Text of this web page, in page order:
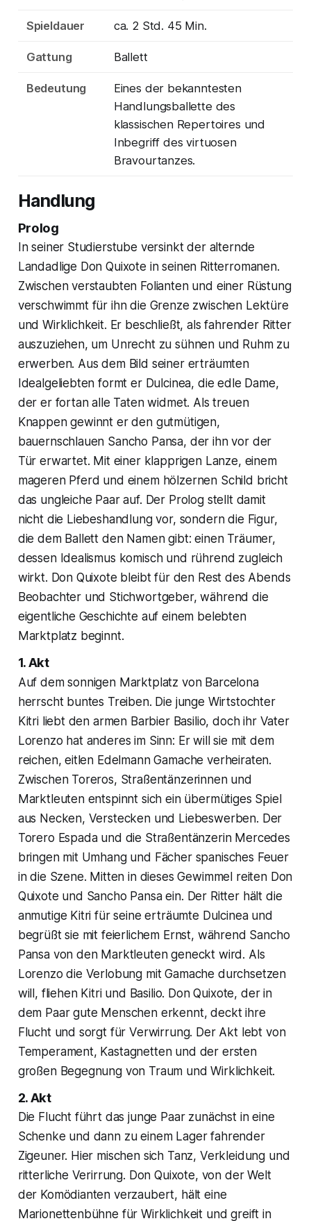
Spieldauer ca. 2 Std. 45 Min.
Gattung Ballett
Bedeutung
Eines der bekanntesten
Handlungsballette des
klassischen Repertoires und
Inbegriff des virtuosen
Bravourtanzes.
Handlung
Prolog
In seiner Studierstube versinkt der alternde
Landadlige Don Quixote in seinen Ritterromanen.
Zwischen verstaubten Folianten und einer Rüstung
verschwimmt für ihn die Grenze zwischen Lektüre
und Wirklichkeit. Er beschließt, als fahrender Ritter
auszuziehen, um Unrecht zu sühnen und Ruhm zu
erwerben. Aus dem Bild seiner erträumten
Idealgeliebten formt er Dulcinea, die edle Dame,
der er fortan alle Taten widmet. Als treuen
Knappen gewinnt er den gutmütigen,
bauernschlauen Sancho Pansa, der ihn vor der
Tür erwartet. Mit einer klapprigen Lanze, einem
mageren Pferd und einem hölzernen Schild bricht
das ungleiche Paar auf. Der Prolog stellt damit
nicht die Liebeshandlung vor, sondern die Figur,
die dem Ballett den Namen gibt: einen Träumer,
dessen Idealismus komisch und rührend zugleich
wirkt. Don Quixote bleibt für den Rest des Abends
Beobachter und Stichwortgeber, während die
eigentliche Geschichte auf einem belebten
Marktplatz beginnt.
1. Akt
Auf dem sonnigen Marktplatz von Barcelona
herrscht buntes Treiben. Die junge Wirtstochter
Kitri liebt den armen Barbier Basilio, doch ihr Vater
Lorenzo hat anderes im Sinn: Er will sie mit dem
reichen, eitlen Edelmann Gamache verheiraten.
Zwischen Toreros, Straßentänzerinnen und
Marktleuten entspinnt sich ein übermütiges Spiel
aus Necken, Verstecken und Liebeswerben. Der
Torero Espada und die Straßentänzerin Mercedes
bringen mit Umhang und Fächer spanisches Feuer
in die Szene. Mitten in dieses Gewimmel reiten Don
Quixote und Sancho Pansa ein. Der Ritter hält die
anmutige Kitri für seine erträumte Dulcinea und
begrüßt sie mit feierlichem Ernst, während Sancho
Pansa von den Marktleuten geneckt wird. Als
Lorenzo die Verlobung mit Gamache durchsetzen
will, fliehen Kitri und Basilio. Don Quixote, der in
dem Paar gute Menschen erkennt, deckt ihre
Flucht und sorgt für Verwirrung. Der Akt lebt von
Temperament, Kastagnetten und der ersten
großen Begegnung von Traum und Wirklichkeit.
2. Akt
Die Flucht führt das junge Paar zunächst in eine
Schenke und dann zu einem Lager fahrender
Zigeuner. Hier mischen sich Tanz, Verkleidung und
ritterliche Verirrung. Don Quixote, von der Welt
der Komödianten verzaubert, hält eine
Marionettenbühne für Wirklichkeit und greift in